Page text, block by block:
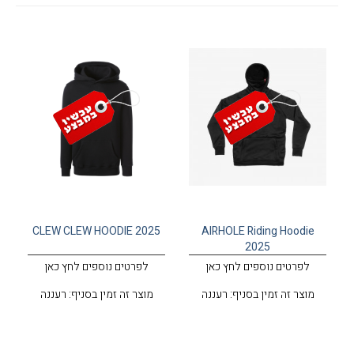
AIRHOLE Riding Hoodie
2025
לפרטים נוספים לחץ כאן
מוצר זה זמין בסניף: רעננה
CLEW CLEW HOODIE 2025
לפרטים נוספים לחץ כאן
מוצר זה זמין בסניף: רעננה